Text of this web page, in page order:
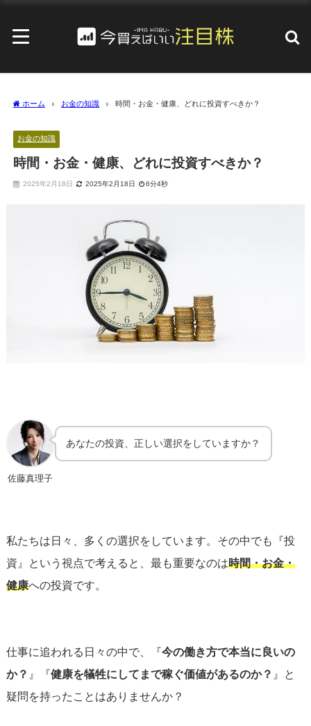
ホーム お金の知識 時間・お金・健康、どれに投資すべきか？
お金の知識
時間・お金・健康、どれに投資すべきか？
2025年2月18日 2025年2月18日 6分4秒
佐藤真理子
あなたの投資、正しい選択をしていますか？
私たちは日々、多くの選択をしています。その中でも『投
資』という視点で考えると、最も重要なのは時間・お金・
健康への投資です。
仕事に追われる日々の中で、『今の働き方で本当に良いの
か？ 』『健康を犠牲にしてまで稼ぐ価値があるのか？ 』と
疑問を持ったことはありませんか？